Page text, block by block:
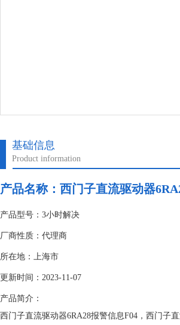
基础信息
Product information
产品名称： 西门子直流驱动器
产品型号：3小时解决
厂商性质：代理商
所在地：上海市
更新时间：2023-11-07
产品简介：
西门子直流驱动器6RA28报警信息F04，西门子